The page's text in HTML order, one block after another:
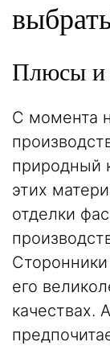
Плюсы и
С момента
природный
этих
отделки
его
качествах.